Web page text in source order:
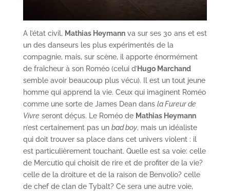
A l’état civil, Mathias Heymannva sur ses 30 ans et est
un des danseurs les plus expérimentés de la
compagnie, mais, sur scène, il apporte énormément
de fraîcheur à son Roméo (celui d’ Hugo Marchand
semble avoir beaucoup plus vécu). Il est un tout jeune
homme qui apprend la vie. Ceux qui imaginent Roméo
comme une sorte de James Dean dans la Fureur de
Vivre seront déçus. Le Roméo de Mathias Heymann
n’est certainement pas un bad boy, mais un idéaliste
qui doit trouver sa place dans cet univers violent : il
est particulièrement touchant. Quelle est sa voie: celle
de Mercutio qui choisit de rire et de profiter de la vie?
celle de la droiture et de la raison de Benvolio? celle
de chef de clan de Tybalt? Ce sera une autre voie,